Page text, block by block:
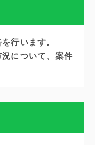
行います。
について、案件